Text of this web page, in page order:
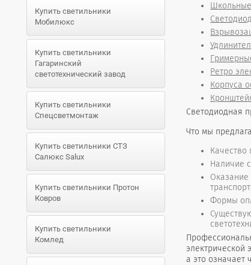
Купить светильники
Мобилюкс
Купить светильники
Гагаринский
светотехнический завод
Купить светильники
Спецсветмонтаж
Купить светильники СТЗ
Салюкс Salux
Купить светильники Протон
Ковров
Купить светильники
Комлед
Ретро
Корпуса
Светодиодная
Что мы
Качество
Наличие
Формы
электрической
а это означает